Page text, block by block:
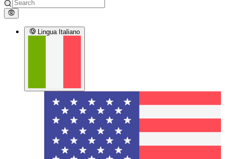
Lingua Italiano